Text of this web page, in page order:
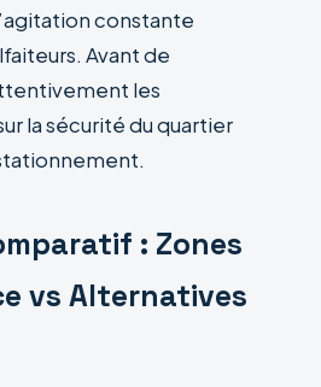
constante
Avant de
les
la sécurité du quartier
: Zones
vs Alternatives